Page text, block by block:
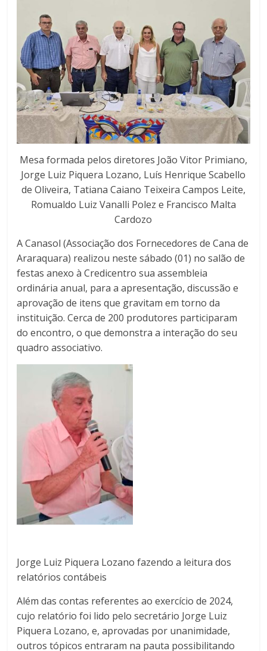
Mesa formada pelos diretores João Vitor Primiano,
Jorge Luiz Piquera Lozano, Luís Henrique Scabello
de Oliveira, Tatiana Caiano Teixeira Campos Leite,
Romualdo Luiz Vanalli Polez e Francisco Malta
Cardozo
A Canasol (Associação dos Fornecedores de Cana de
Araraquara) realizou neste sábado (01) no salão de
festas anexo à Credicentro sua assembleia
ordinária anual, para a apresentação, discussão e
aprovação de itens que gravitam em torno da
instituição. Cerca de 200 produtores participaram
do encontro, o que demonstra a interação do seu
quadro associativo.
Jorge Luiz Piquera Lozano fazendo a leitura dos
relatórios contábeis
Além das contas referentes ao exercício de 2024,
cujo relatório foi lido pelo secretário Jorge Luiz
Piquera Lozano, e, aprovadas por unanimidade,
outros tópicos entraram na pauta possibilitando